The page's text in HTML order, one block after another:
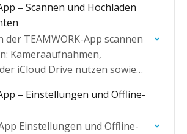
– Scannen und Hochladen
der TEAMWORK-App scannen
Kameraaufnahmen,
iCloud Drive nutzen sowie
– Einstellungen und Offline-
Einstellungen und Offline-